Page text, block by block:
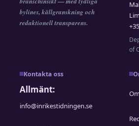
bylines, källgranskning och
redaktionell transparens.
of
Kontakta oss
Allmänt:
info@inrikestidningen.se